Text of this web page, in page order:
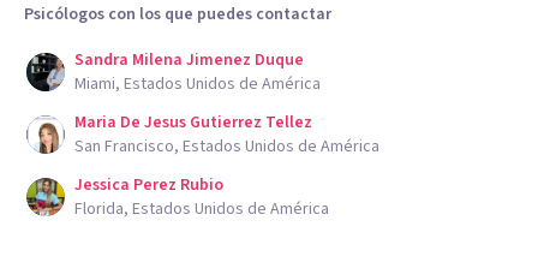
Psicólogos con los que puedes contactar
Sandra Milena Jimenez Duque
Miami, Estados Unidos de América
Maria De Jesus Gutierrez Tellez
San Francisco, Estados Unidos de América
Jessica Perez Rubio
Florida, Estados Unidos de América